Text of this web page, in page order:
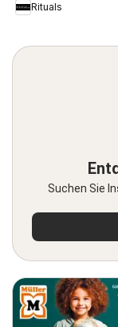
Rituals
Suchen Sie